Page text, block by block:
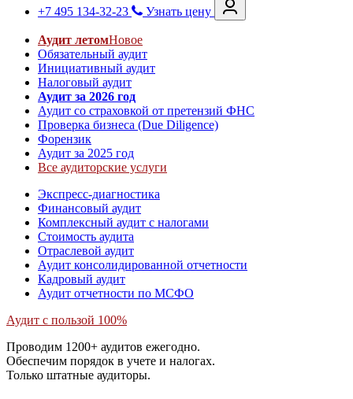
+7 495 134-32-23
Узнать цену
Аудит летомНовое
Обязательный аудит
Инициативный аудит
Налоговый аудит
Аудит за 2026 год
Аудит со страховкой от претензий ФНС
Проверка бизнеса (Due Diligence)
Форензик
Аудит за 2025 год
Все аудиторские услуги
Экспресс-диагностика
Финансовый аудит
Комплексный аудит с налогами
Стоимость аудита
Отраслевой аудит
Аудит консолидированной отчетности
Кадровый аудит
Аудит отчетности по МСФО
Аудит с пользой 100%
Проводим 1200+ аудитов ежегодно.
Обеспечим порядок в учете и налогах.
Только штатные аудиторы.